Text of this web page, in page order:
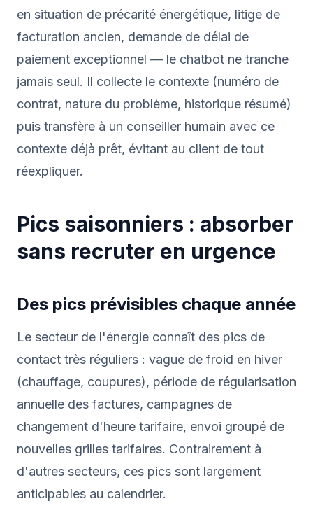
en situation de précarité énergétique, litige de
facturation ancien, demande de délai de
paiement exceptionnel — le chatbot ne tranche
jamais seul. Il collecte le contexte (numéro de
contrat, nature du problème, historique résumé)
puis transfère à un conseiller humain avec ce
contexte déjà prêt, évitant au client de tout
réexpliquer.
Pics saisonniers : absorber
sans recruter en urgence
Des pics prévisibles chaque année
Le secteur de l'énergie connaît des pics de
contact très réguliers : vague de froid en hiver
(chauffage, coupures), période de régularisation
annuelle des factures, campagnes de
changement d'heure tarifaire, envoi groupé de
nouvelles grilles tarifaires. Contrairement à
d'autres secteurs, ces pics sont largement
anticipables au calendrier.